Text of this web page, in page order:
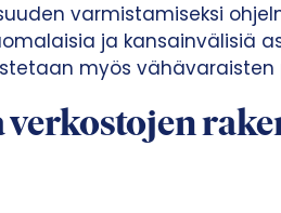
varmistamiseksi
ja kansainvälisiä
myös vähävaraisten